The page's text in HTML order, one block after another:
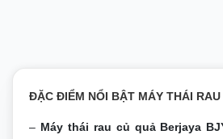
ĐẶC ĐIỂM NỔI BẬT MÁY THÁI RAU
– Máy thái rau củ quả Berjaya